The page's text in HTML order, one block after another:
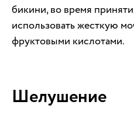
бикини, во время
использовать жесткую
фруктовыми кислотами.
Шелушение